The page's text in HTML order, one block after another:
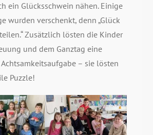
ein Glücksschwein nähen. Einige
wurden verschenkt, denn „Glück
Zusätzlich lösten die Kinder
und dem Ganztag eine
– sie lösten
Puzzle!